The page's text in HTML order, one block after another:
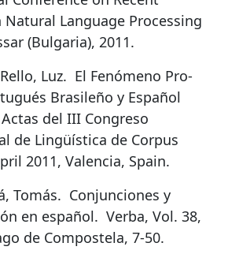
Natural Language Processing
(Bulgaria), 2011.
Luz. El Fenómeno Pro-
Brasileño y Español
Actas del III Congreso
de Lingüística de Corpus
2011, Valencia, Spain.
Tomás. Conjunciones y
en español. Verba, Vol. 38,
de Compostela, 7-50.